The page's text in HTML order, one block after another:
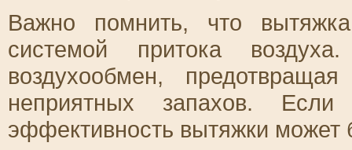
Важно помнить, что
системой притока
воздухообмен,
неприятных запахов. Если
эффективность вытяжки может